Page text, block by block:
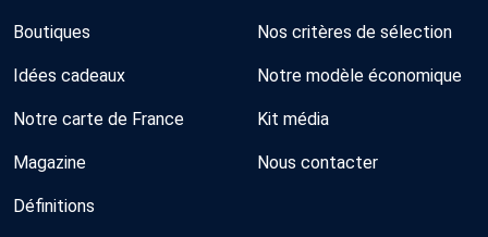
Boutiques
Idées cadeaux
Notre carte de France
Magazine
Définitions
Nos critères de sélection
Notre modèle économique
Kit média
Nous contacter